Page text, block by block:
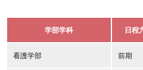
学部学科 日程
看護学部 前期